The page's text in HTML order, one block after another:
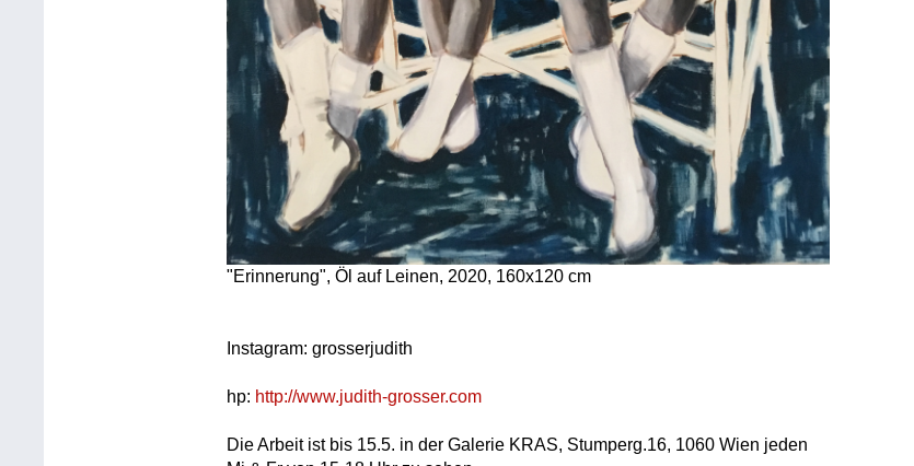
"Erinnerung", Öl auf Leinen, 2020, 160x120 cm
Instagram: grosserjudith
hp: http://www.judith-grosser.com
Die Arbeit ist bis 15.5. in der Galerie KRAS, Stumperg.16, 1060 Wien jeden